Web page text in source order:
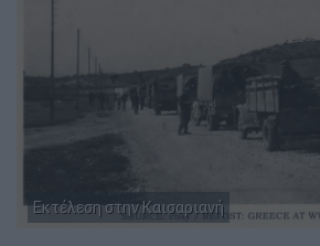
Εκτέλεση στην Καισαριανή